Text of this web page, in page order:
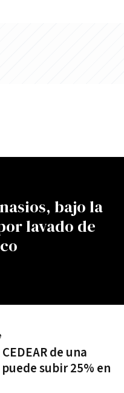
bajo la
lavado de
de una
subir 25% en